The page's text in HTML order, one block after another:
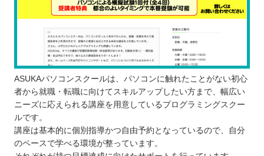
ASUKAパソコンスクールは、パソコンに触れたことがない初心
者から就職・転職に向けてスキルアップしたい方まで、幅広い
ニーズに応えられる講座を用意しているプログラミングスクー
ルです。
講座は基本的に個別指導かつ自由予約となっているので、自分
のペースで学べる環境が整っています。